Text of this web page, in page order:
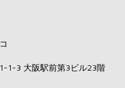
1-3 大阪駅前第3ビル23階